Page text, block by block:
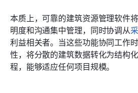
本质上，可靠的建筑资源管理软件
明度和沟通集中管理，同时协调从
利益相关者。当这些功能协同工作
性，将分散的建筑数据转化为结构
程，能够适应任何项目规模。